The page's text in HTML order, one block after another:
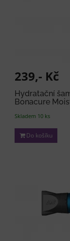
239,- Kč
Hydratační
Bonacure
Skladem 10 ks
Do košíku